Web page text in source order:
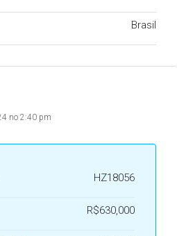
Brasil
no 2:40 pm
HZ18056
R$630,000